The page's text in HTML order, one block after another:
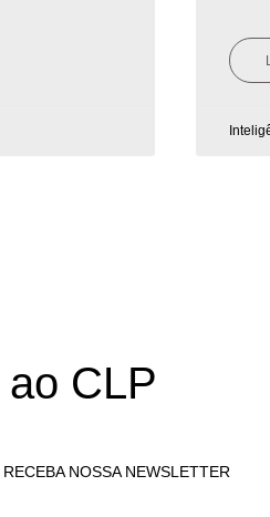
CLP
NOSSA NEWSLETTER